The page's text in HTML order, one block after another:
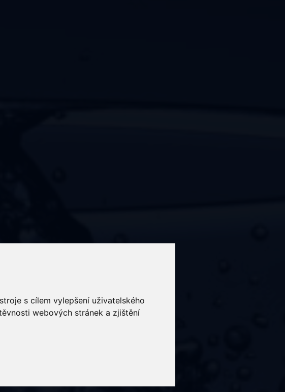
s cílem vylepšení uživatelského
webových stránek a zjištění